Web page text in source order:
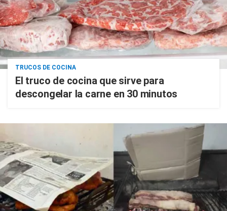
TRUCOS DE COCINA
El truco de cocina que sirve para
descongelar la carne en 30 minutos